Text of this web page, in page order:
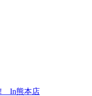
In熊本店